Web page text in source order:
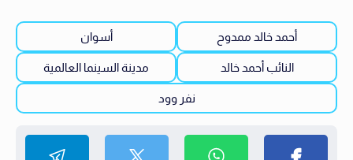
أحمد خالد ممدوح أسوان
النائب أحمد خالد مدينة السينما العالمية
نفر وود